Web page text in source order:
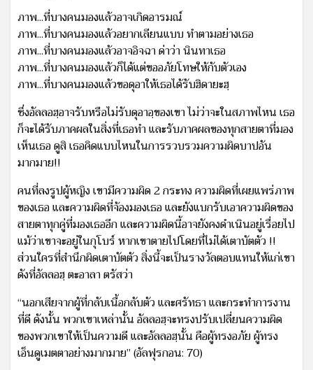
ภาพ...ที่บางคนมองแล้วอาจเกิดอารมณ์
ภาพ...ที่บางคนมองแล้วอยากเลียนแบบ ทำตามอย่างเธอ
ภาพ...ที่บางคนมองแล้วอาจอิจฉา ด่าว่า นินทาเธอ
ภาพ...ที่บางคนมองแล้วก็ได้แต่ขออภัยโทษให้กับตัวเอง
ภาพ...ที่บางคนมองแล้วขอดุอาให้เธอได้รับฮิดายะฮฺ
ซึ่งอัลลอฮฺอาจรับหรือไม่รับดุอาอฺของเขา ไม่ว่าจะในสภาพไหน เธอ
ก็จะได้รับภาคผลในสิ่งที่เธอทำ และรับภาคผลของทุกสายตาที่มอง
เห็นเธอ ดูสิ เธอคิดแบบไหนในการรวบรวมความผิดบาปอัน
มากมาย!!
คนที่ลงรูปผู้หญิง เขามีความผิด 2 กระทง ความผิดที่เผยแพร่ภาพ
ของเธอ และความผิดที่จ้องมองเธอ และยังแบกรับเอาความผิดของ
สายตาทุกคู่ที่มองเธออีก และความผิดนี้อาจยังคงดำเนินอยู่เรื่อยไป
แม้ว่าเขาจะอยู่ในกุโบร์ หากเขาตายไปโดยที่ไม่ได้เตาบัตตัว !!
ส่วนใครที่สำนึกผิดเตาบัตตัว สิ่งนี้จะเป็นรางวัลตอบแทนให้แก่เขา
ดังที่อัลลอฮฺ ตะอาลา ตรัสว่า
“นอกเสียจากผู้ที่กลับเนื้อกลับตัว และศรัทธา และกระทำการงาน
ที่ดี ดังนั้น พวกเขาเหล่านั้น อัลลอฮฺจะทรงปรับเปลี่ยนความผิด
ของพวกเขาให้เป็นความดี และอัลลอฮฺนั้น คือผู้ทรงอภัย ผู้ทรง
เอ็นดูเมตตาอย่างมากมาย” (อัลฟุรกอน: 70)